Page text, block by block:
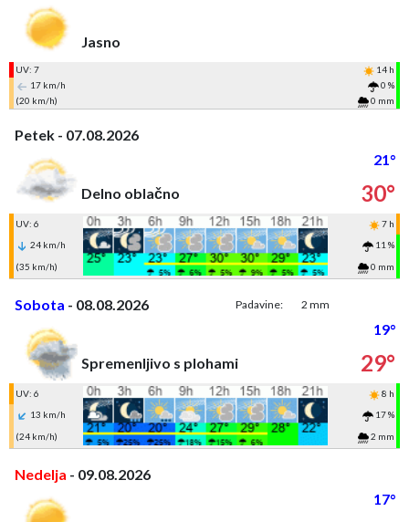
Jasno
UV: 7
14 h
17 km/h
0 %
(20 km/h)
0 mm
Petek - 07.08.2026
21°
Delno oblačno
30°
UV: 6
7 h
24 km/h
11 %
(35 km/h)
0 mm
Sobota - 08.08.2026 Padavine: 2 mm
19°
Spremenljivo s plohami
29°
UV: 6
8 h
13 km/h
17 %
(24 km/h)
2 mm
Nedelja - 09.08.2026
17°